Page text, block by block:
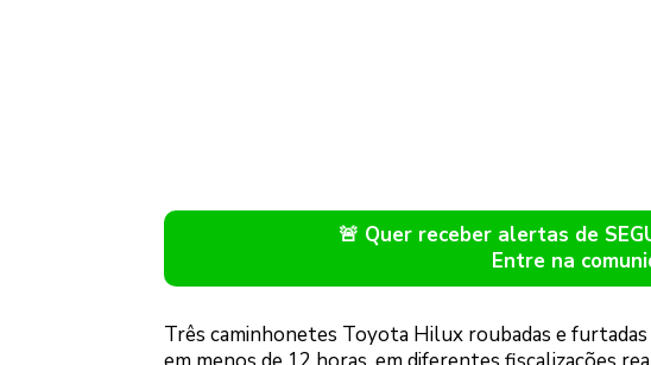
🚨 Quer receber alertas de
Entre na
Três caminhonetes Toyota Hilux roubadas e